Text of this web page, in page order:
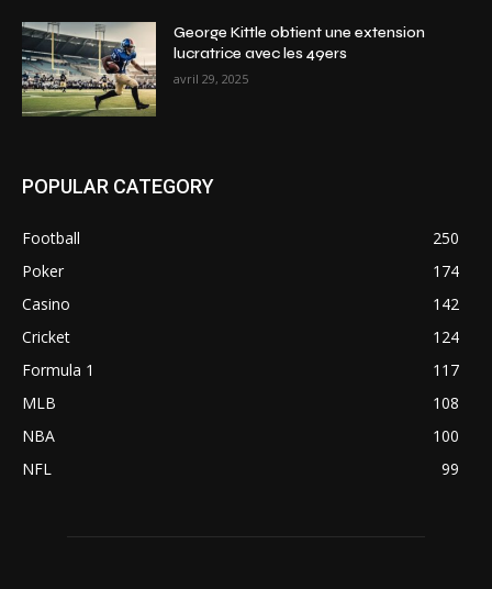
George Kittle obtient une extension
lucratrice avec les 49ers
avril 29, 2025
POPULAR CATEGORY
Football
250
Poker
174
Casino
142
Cricket
124
Formula 1
117
MLB
108
NBA
100
NFL
99